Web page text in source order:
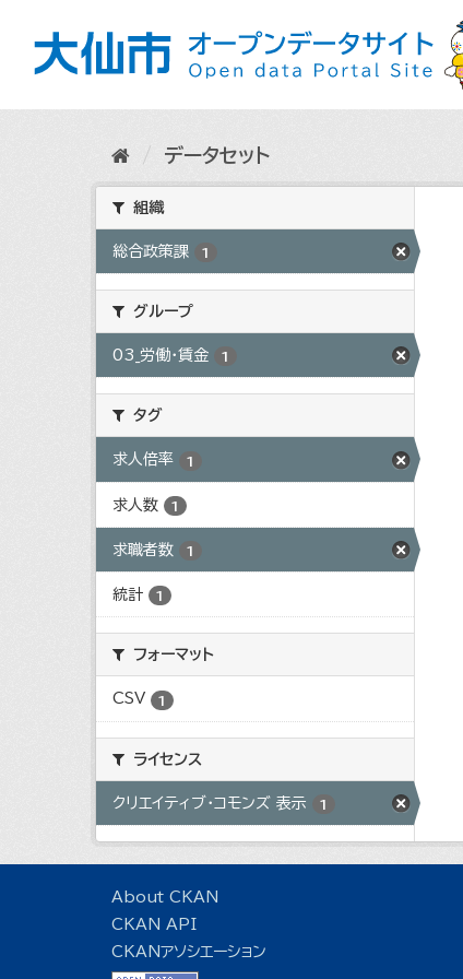
データセット
組織
総合政策課 1
グループ
03_労働・賃金 1
タグ
求人倍率 1
求人数 1
求職者数 1
統計 1
フォーマット
CSV 1
ライセンス
クリエイティブ・コモンズ 表示 1
About CKAN
CKAN API
CKANアソシエーション